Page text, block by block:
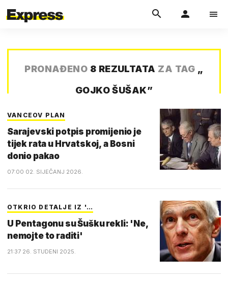
PRONAĐENO 8 REZULTATA ZA TAG „
GOJKO ŠUŠAK”
VANCEOV PLAN
Sarajevski potpis promijenio je
tijek rata u Hrvatskoj, a Bosni
donio pakao
07:00 02. SIJEČANJ 2026.
OTKRIO DETALJE IZ '…
U Pentagonu su Šušku rekli: 'Ne,
nemojte to raditi'
21:37 26. STUDENI 2025.